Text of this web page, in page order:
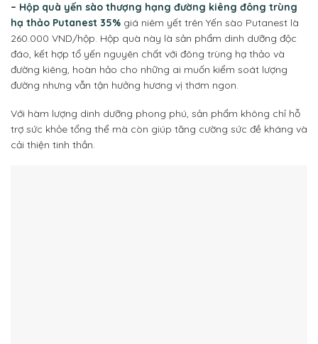
– Hộp quà yến sào thượng hạng đường kiêng đông trùng
hạ thảo Putanest 35% giá niêm yết trên Yến sào Putanest là
260.000 VND/hộp. Hộp quà này là sản phẩm dinh dưỡng độc
đáo, kết hợp tổ yến nguyên chất với đông trùng hạ thảo và
đường kiêng, hoàn hảo cho những ai muốn kiểm soát lượng
đường nhưng vẫn tận hưởng hương vị thơm ngon.
Với hàm lượng dinh dưỡng phong phú, sản phẩm không chỉ hỗ
trợ sức khỏe tổng thể mà còn giúp tăng cường sức đề kháng và
cải thiện tinh thần.